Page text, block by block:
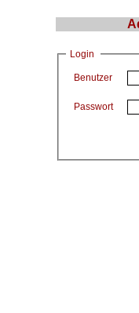
Benutzer
Passwort